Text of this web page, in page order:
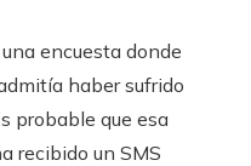
encuesta donde
haber sufrido
probable que esa
recibido un SMS